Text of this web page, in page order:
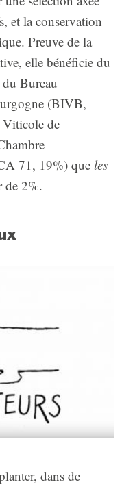
et la conservation
Preuve de la
elle bénéficie du
Bureau
(BIVB,
Viticole de
71, 19%) que les
de 2%.
dans de